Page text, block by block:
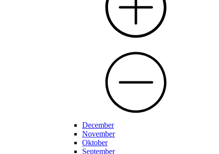
December
November
Oktober
September